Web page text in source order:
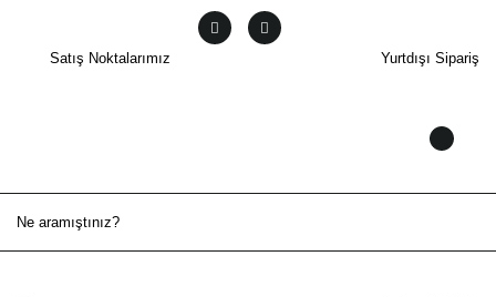
Satış Noktalarımız Yurtdışı Sipariş